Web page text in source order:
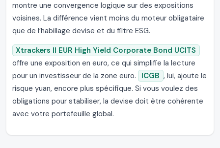
montre une convergence logique sur des expositions
voisines. La différence vient moins du moteur obligataire
que de l’habillage devise et du filtre ESG.
Xtrackers II EUR High Yield Corporate Bond UCITS
offre une exposition en euro, ce qui simplifie la lecture
pour un investisseur de la zone euro.
ICGB , lui, ajoute le
risque yuan, encore plus spécifique. Si vous voulez des
obligations pour stabiliser, la devise doit être cohérente
avec votre portefeuille global.